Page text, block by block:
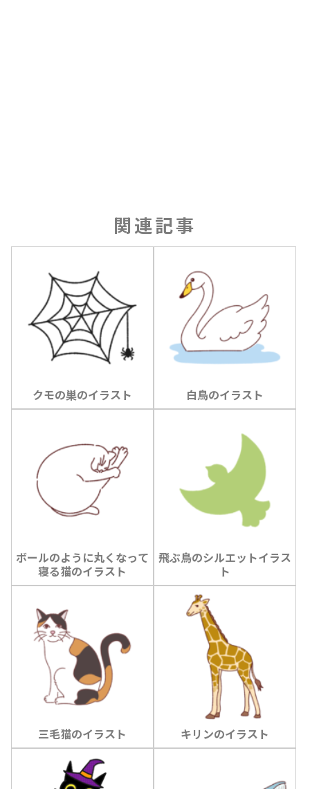
関連記事
クモの巣のイラスト 白鳥のイラスト
ボールのように丸くなって
寝る猫のイラスト
飛ぶ鳥のシルエットイラス
ト
三毛猫のイラスト キリンのイラスト